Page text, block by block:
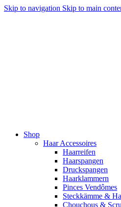
Skip to navigation Skip to main
Shop
Haar Accessoires
Haarreifen
Haarspangen
Druckspangen
Haarklammern
Pinces Vendômes
Steckkämme &
Chouchous &